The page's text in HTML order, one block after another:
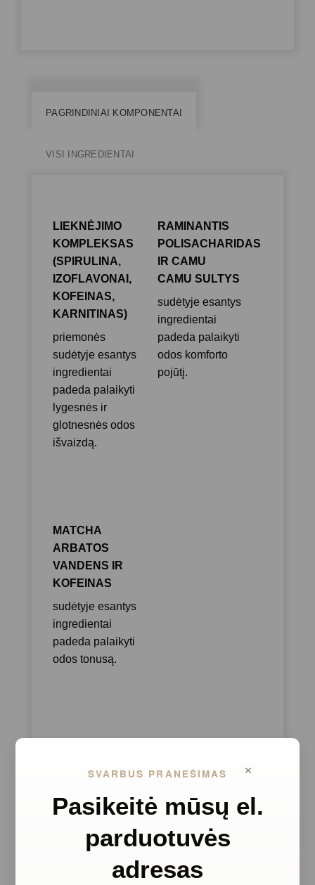
×
SVARBUS PRANEŠIMAS
Pasikeitė mūsų el.
parduotuvės
adresas
PAGRINDINIAI KOMPONENTAI
VISI INGREDIENTAI
LIEKNĖJIMO
KOMPLEKSAS
(SPIRULINA,
IZOFLAVONAI,
KOFEINAS,
KARNITINAS)
priemonės
sudėtyje esantys
ingredientai
padeda palaikyti
lygesnės ir
glotnesnės odos
išvaizdą.
RAMINANTIS
POLISACHARIDAS
IR CAMU
CAMU SULTYS
sudėtyje esantys
ingredientai
padeda palaikyti
odos komforto
pojūtį.
MATCHA
ARBATOS
VANDENS IR
KOFEINAS
sudėtyje esantys
ingredientai
padeda palaikyti
odos tonusą.